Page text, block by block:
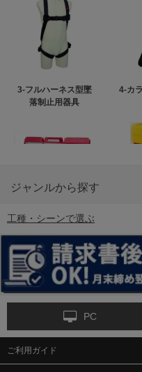
3-フルハーネス型墜
落制止用器具
4-カ
6-矢印板/LED矢印板
9-点字マット・タイ
ジャンルから探す
工種・シーンで選ぶ
PC
ご利用ガイド